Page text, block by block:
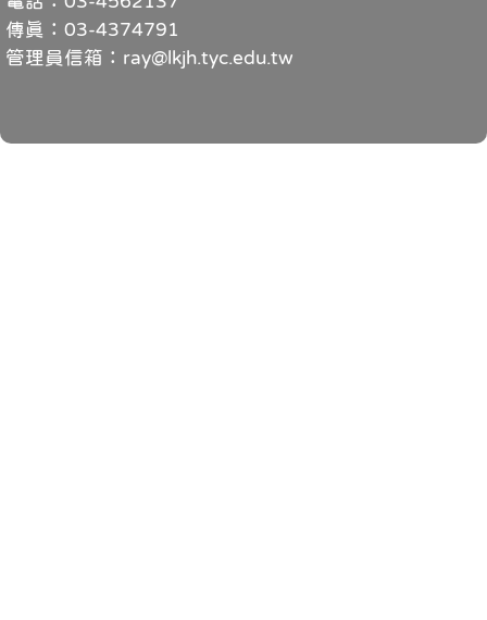
傳真：03-4374791
管理員信箱：ray@lkjh.tyc.edu.tw